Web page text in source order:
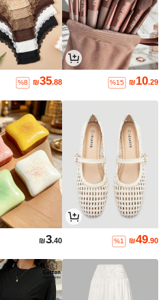
₪10.29
%15
₪35.88
%8
₪49.90
%1
₪3.40